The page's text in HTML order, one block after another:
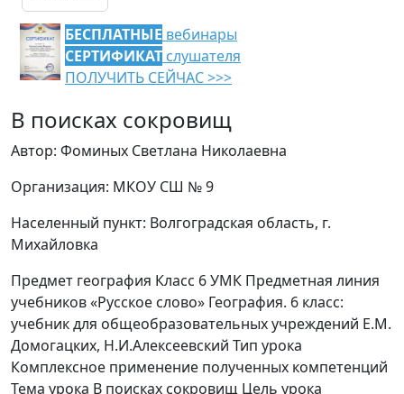
БЕСПЛАТНЫЕ вебинары
СЕРТИФИКАТ слушателя
ПОЛУЧИТЬ СЕЙЧАС >>>
В поисках сокровищ
Автор: Фоминых Светлана Николаевна
Организация: МКОУ СШ № 9
Населенный пункт: Волгоградская область, г.
Михайловка
Предмет география Класс 6 УМК Предметная линия
учебников «Русское слово» География. 6 класс:
учебник для общеобразовательных учреждений Е.М.
Домогацких, Н.И.Алексеевский Тип урока
Комплексное применение полученных компетенций
Тема урока В поисках сокровищ Цель урока